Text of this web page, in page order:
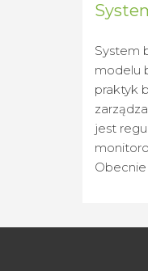
System
modelu
praktyk
jest
Obecnie